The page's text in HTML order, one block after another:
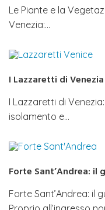
Le Piante e la
Venezia:…
I Lazzaretti di Venezia
I Lazzaretti di
isolamento e…
Forte Sant’Andrea: il
Forte Sant’Andrea: il